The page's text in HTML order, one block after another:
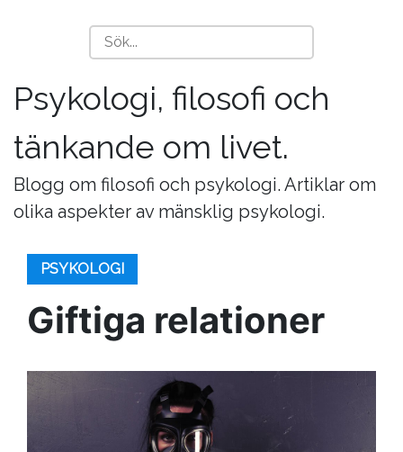
Psykologi, filosofi och
tänkande om livet.
Blogg om filosofi och psykologi. Artiklar om
olika aspekter av mänsklig psykologi.
PSYKOLOGI
Giftiga relationer